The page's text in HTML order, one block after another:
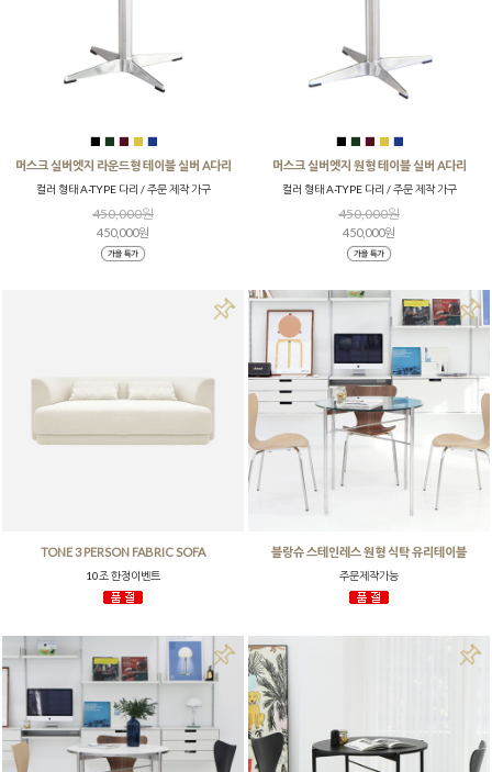
■ ■ ■ ■ ■
머스크 실버엣지 라운드형 테이블 실버 A다리
컬러 형태 A-TYPE 다리 / 주문 제작 가구
450,000원
450,000원
■ ■ ■ ■ ■
머스크 실버엣지 원형 테이블 실버 A다리
컬러 형태 A-TYPE 다리 / 주문 제작 가구
450,000원
450,000원
TONE 3 PERSON FABRIC SOFA
10조 한정이벤트
블랑슈 스테인레스 원형 식탁 유리테이블
주문제작가능